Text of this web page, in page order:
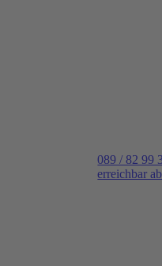
089 / 82 99
erreichbar